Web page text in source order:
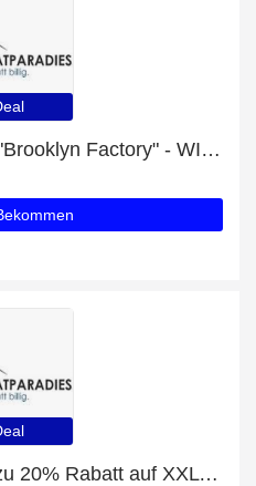
Vinyl 5 mm Klick Rigid "Brooklyn Factory" - WINEO 600 stone XL mit 26% Rabatt
Profitieren Sie von bis zu 20% Rabatt auf XXL Diele